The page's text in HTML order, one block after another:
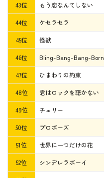
43位 もう恋なんてしない
44位 ケセラセラ
45位 怪獣
46位 Bling-Bang-Bang-Born
47位 ひまわりの約束
48位 君はロックを聴かない
49位 チェリー
50位 プロポーズ
51位 世界に一つだけの花
52位 シンデレラボーイ